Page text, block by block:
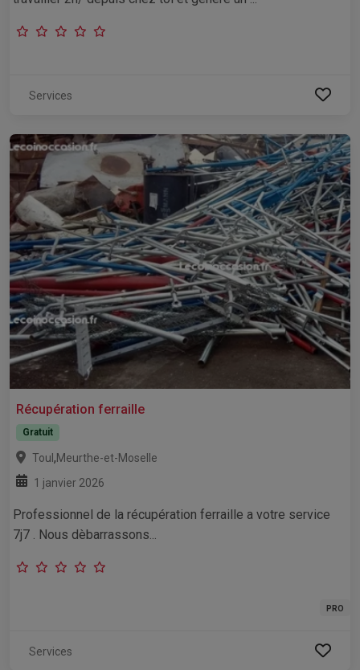
Services
Récupération ferraille
Gratuit
Toul,Meurthe-et-Moselle
1 janvier 2026
Professionnel de la récupération ferraille a votre service
7j7 . Nous dèbarrassons...
PRO
Services